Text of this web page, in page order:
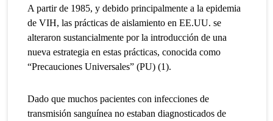
A partir de 1985, y debido principalmente a la epidemia
de VIH, las prácticas de aislamiento en EE.UU. se
alteraron sustancialmente por la introducción de una
nueva estrategia en estas prácticas, conocida como
“Precauciones Universales” (PU) (1).
Dado que muchos pacientes con infecciones de
transmisión sanguínea no estaban diagnosticados de